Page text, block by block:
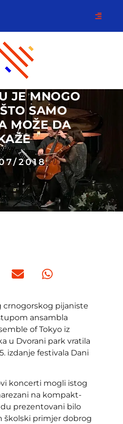
JE MNOGO
SAMO
MOŽE DA
2018
pijaniste
ansambla
of Tokyo iz
u Dvorani park vratila
izdanje festivala Dani
koncerti mogli istog
na kompakt-
prezentovani bilo
školski primjer dobrog